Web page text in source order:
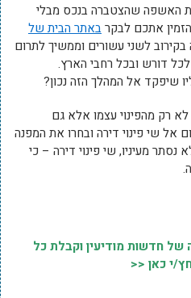
האשפה שהצטברה בנכס מבלי
אתכם לבקרבאתר הבית של
בקירוב לשני עשורים וממשיך לתרום
דורש ובכל רחבי הארץ.
שיפקד אל המהלך הזה נכון?
רק מהפינוי עצמו אלא גם
שי פינוי דירה ובחרו את המפנה
מעיניו, שי פינוי דירה – כי
חדשות מודיעין וקבלת כל
י כאן <<